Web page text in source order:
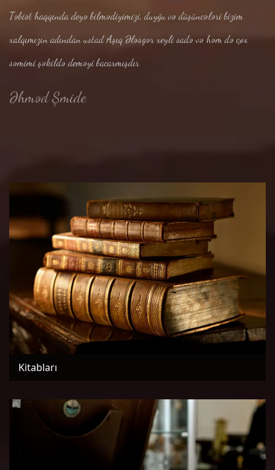
Təbiət haqqında deyə bilmədiyimizi, duyğu və düşüncələri bizim
xalqımızın adından ustad Aşıq Ələsgər xeyli sadə və həm də çox
səmimi şəkildə deməyi bacarmışdır
Əhməd Şmide
Kitabları